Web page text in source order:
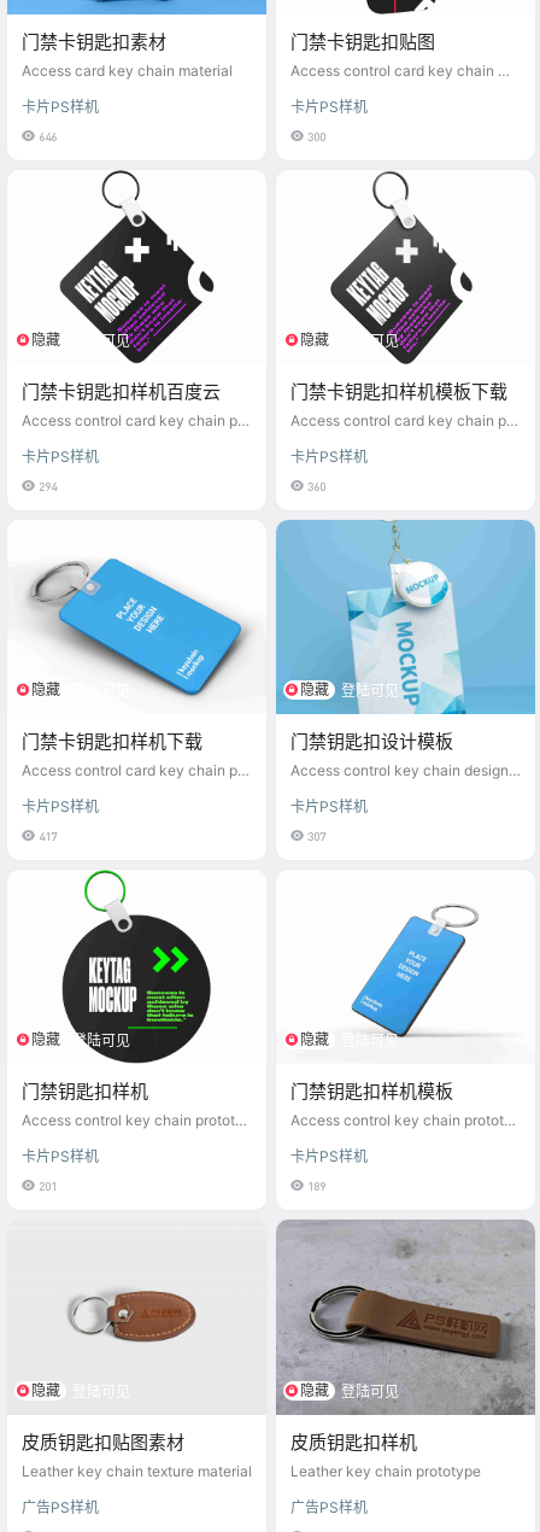
门禁卡钥匙扣素材
Access card key chain material
卡片PS样机
646
门禁卡钥匙扣贴图
Access control card key chain ma
卡片PS样机
300
隐藏 登陆可见
门禁卡钥匙扣样机百度云
Access control card key chain pro
卡片PS样机
294
隐藏 登陆可见
门禁卡钥匙扣样机模板下载
Access control card key chain pro
卡片PS样机
360
隐藏
门禁卡钥匙扣样机下载
Access control card key chain pro
卡片PS样机
417
隐藏 登陆可见
门禁钥匙扣设计模板
Access control key chain design t
卡片PS样机
307
隐藏 登陆可见
门禁钥匙扣样机
Access control key chain prototyp
卡片PS样机
201
隐藏 登陆可见
门禁钥匙扣样机模板
Access control key chain prototyp
卡片PS样机
189
隐藏
皮质钥匙扣贴图素材
Leather key chain texture material
广告PS样机
隐藏 登陆可见
皮质钥匙扣样机
Leather key chain prototype
广告PS样机